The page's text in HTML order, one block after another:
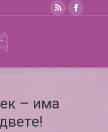
Rss
new new
– има